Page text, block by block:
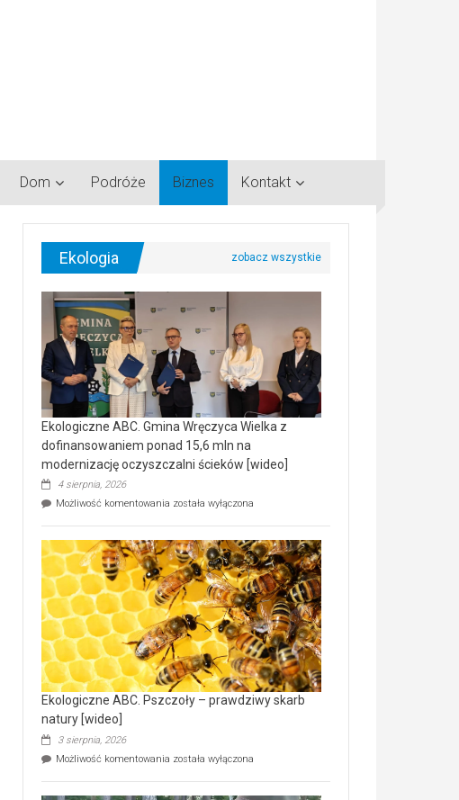
Dom Podróże Biznes Kontakt
Ekologia
Ekologiczne ABC. Gmina Wręczyca Wielka z
dofinansowaniem ponad 15,6 mln na
modernizację oczyszczalni ścieków [wideo]
4 sierpnia, 2026
Możliwość komentowania Ekologiczne
Wręczyca
Wielka
z
dofinansowaniem
ponad
15,6
mln
na
modernizację
oczyszczalni
ścieków
[wideo]
została wyłączona
Ekologiczne ABC. Pszczoły – prawdziwy skarb
natury [wideo]
3 sierpnia, 2026
Możliwość komentowania Ekologiczne
została wyłączona